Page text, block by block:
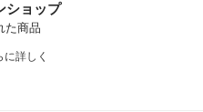
ショップ
た商品
に詳しく